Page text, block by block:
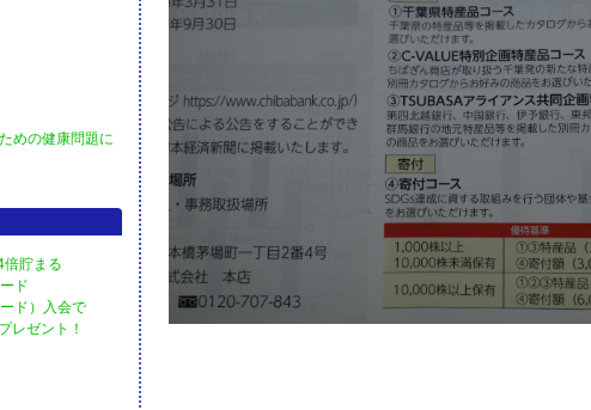
めの健康問題に
倍貯まる
ド
ド）入会で
レゼント！